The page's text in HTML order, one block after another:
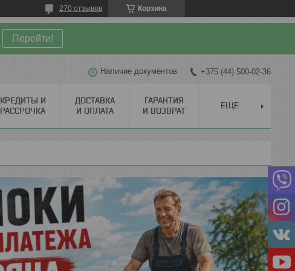
Корзина
270 отзывов
Перейти!
Наличие документов +375 (44) 500-02-36
КРЕДИТЫ И
РАССРОЧКА
ДОСТАВКА
И ОПЛАТА
ГАРАНТИЯ
И ВОЗВРАТ
ЕЩЕ